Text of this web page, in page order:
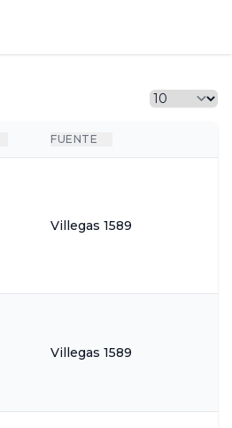
FUENTE
Villegas 1589
Villegas 1589